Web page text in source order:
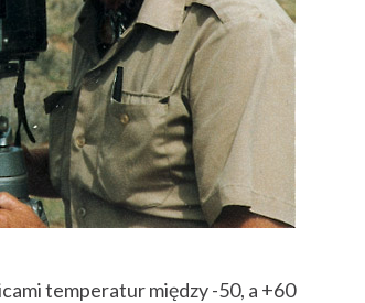
temperatur między -50, a +60